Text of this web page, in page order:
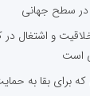
در سطح جهانی
و اشتغال در
است
برای بقا به